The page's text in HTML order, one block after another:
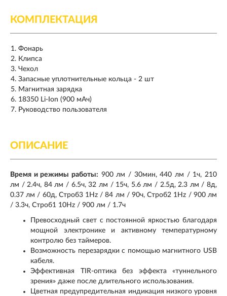
КОМПЛЕКТАЦИЯ
Фонарь
Клипса
Чехол
Запасные уплотнительные кольца - 2 шт
Магнитная зарядка
18350 Li-Ion (900 мАч)
Руководство пользователя
ОПИСАНИЕ
Время и режимы работы: 900 лм / 30мин, 440 лм / 1ч, 210
лм / 2.4ч, 84 лм / 6.5ч, 32 лм / 15ч, 5.6 лм / 2.5д, 2.3 лм / 8д,
0.37 лм / 60д, Строб3 1Hz / 84 лм / 90ч, Строб2 1Hz / 900 лм
/ 3.3ч, Строб1 10Hz / 900 лм / 1.7ч
Превосходный свет с постоянной яркостью благодаря
мощной электронике и активному температурному
контролю без таймеров.
Возможность перезарядки с помощью магнитного USB
кабеля.
Эффективная TIR-оптика без эффекта «туннельного
зрения» даже после длительного использования.
Цветная предупредительная индикация низкого уровня